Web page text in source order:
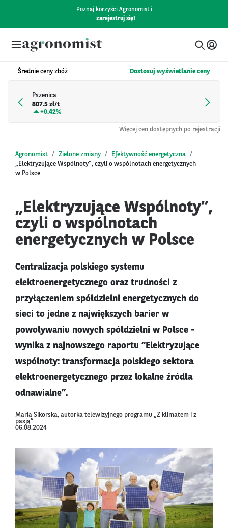
Poznaj korzyści Agronomist i
zarejestruj się!
Średnie ceny zbóż Dostosuj wyświetlanie ceny
Pszenica
807.5 zł/t
+0.42%
Więcej cen dostępnych po rejestracji
Agronomist Zielone zmiany
Efektywność energetyczna
„Elektryzujące Wspólnoty”, czyli o wspólnotach energetycznych
w Polsce
„Elektryzujące Wspólnoty”,
czyli o wspólnotach
energetycznych w Polsce
Centralizacja polskiego systemu
elektroenergetycznego oraz trudności z
przyłączeniem spółdzielni energetycznych do
sieci to jedne z największych barier w
powoływaniu nowych spółdzielni w Polsce -
wynika z najnowszego raportu “Elektryzujące
wspólnoty: transformacja polskiego sektora
elektroenergetycznego przez lokalne źródła
odnawialne”.
Maria Sikorska, autorka telewizyjnego programu „Z klimatem i z
pasją”
06.08.2024